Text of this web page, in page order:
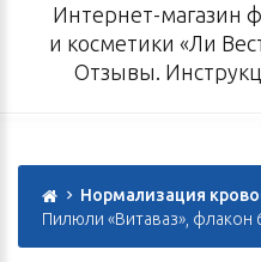
Интернет-магазин
и косметики «Ли
Отзывы.
Нормализация
Пилюли «Витаваз», флакон